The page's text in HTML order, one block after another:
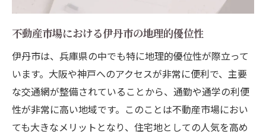
ミス
専門家が教える伊丹市不動産購入の要注意
ポイント
伊丹市の特性を考慮した不動産購入の落と
し穴
不動産購入時に伊丹市で押さえておくべき
法律
不動産市場における伊丹市の地理的優位性
伊丹市は、兵庫県の中でも特に地理的優位性が際立って
います。大阪や神戸へのアクセスが非常に便利で、主要
な交通網が整備されていることから、通勤や通学の利便
性が非常に高い地域です。このことは不動産市場におい
ても大きなメリットとなり、住宅地としての人気を高め